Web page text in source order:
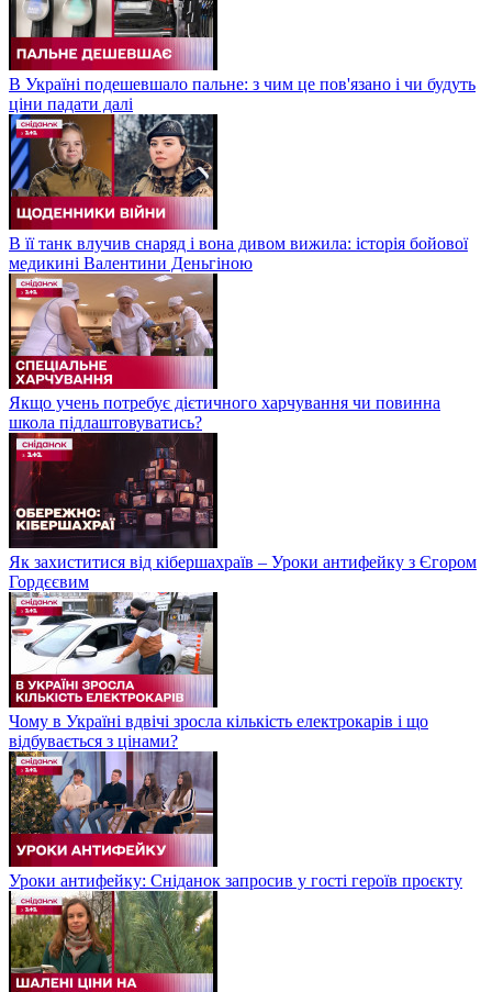
В Україні подешевшало пальне: з чим це пов'язано і чи будуть
ціни падати далі
В її танк влучив снаряд і вона дивом вижила: історія бойової
медикині Валентини Деньгіною
Якщо учень потребує дієтичного харчування чи повинна
школа підлаштовуватись?
Як захиститися від кібершахраїв – Уроки антифейку з Єгором
Гордєєвим
Чому в Україні вдвічі зросла кількість електрокарів і що
відбувається з цінами?
Уроки антифейку: Сніданок запросив у гості героїв проєкту